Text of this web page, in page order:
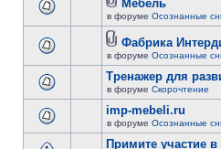
Мебель
в форуме Осознанные
Фабрика
в форуме Осознанные
Тренажер для
в форуме Скорочтение
imp-mebeli.ru
в форуме Осознанные
Примите участие